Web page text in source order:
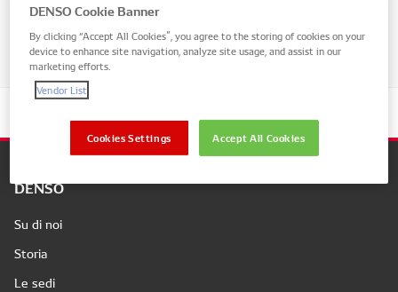
Seleziona modello
DENSO
Su di noi
Storia
Le sedi
DENSO Cookie Banner
By clicking “Accept All Cookies”, you agree to the storing of cookies on your
device to enhance site navigation, analyze site usage, and assist in our
marketing efforts.
Vendor List
Accept All Cookies
Cookies Settings